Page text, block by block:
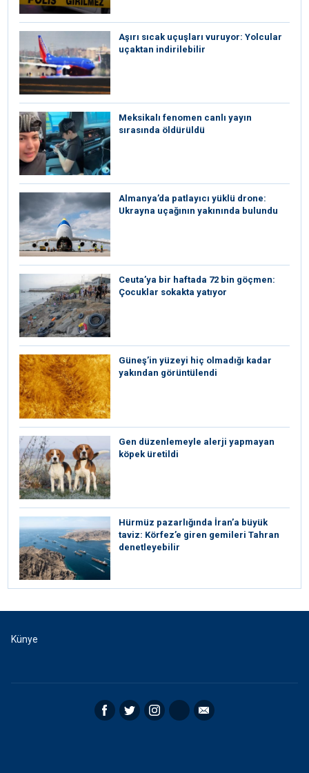
Aşırı sıcak uçuşları vuruyor: Yolcular
uçaktan indirilebilir
Meksikalı fenomen canlı yayın
sırasında öldürüldü
Almanya’da patlayıcı yüklü drone:
Ukrayna uçağının yakınında bulundu
Ceuta’ya bir haftada 72 bin göçmen:
Çocuklar sokakta yatıyor
Güneş’in yüzeyi hiç olmadığı kadar
yakından görüntülendi
Gen düzenlemeyle alerji yapmayan
köpek üretildi
Hürmüz pazarlığında İran’a büyük
taviz: Körfez’e giren gemileri Tahran
denetleyebilir
Künye
Facebook Twitter Instagram RSS